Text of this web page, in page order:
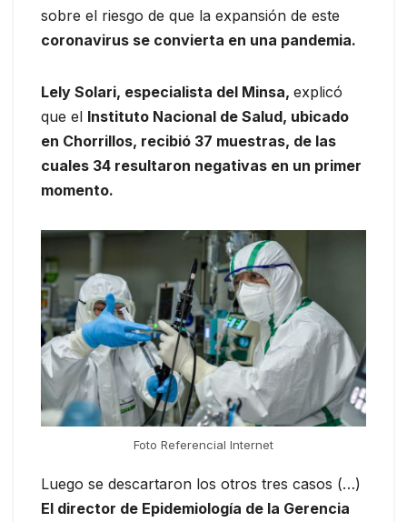
sobre el riesgo de que la expansión de este
coronavirus se convierta en una pandemia.
Lely Solari, especialista del Minsa, explicó
que el Instituto Nacional de Salud, ubicado
en Chorrillos, recibió 37 muestras, de las
cuales 34 resultaron negativas en un primer
momento.
Foto Referencial Internet
Luego se descartaron los otros tres casos (…)
El director de Epidemiología de la Gerencia